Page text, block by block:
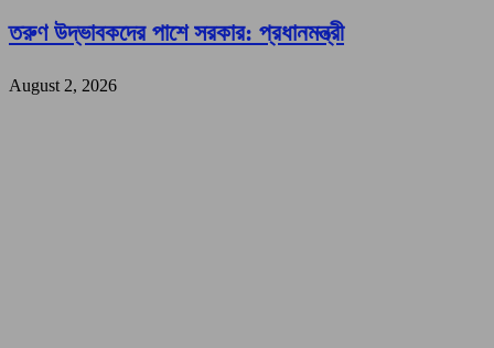
তরুণ উদ্ভাবকদের পাশে সরকার: প্রধানমন্ত্রী
August 2, 2026